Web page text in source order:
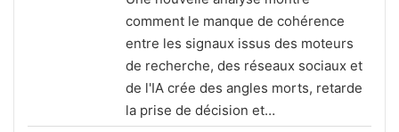
comment le manque de cohérence
entre les signaux issus des moteurs
de recherche, des réseaux sociaux et
de l'IA crée des angles morts, retarde
la prise de décision et…